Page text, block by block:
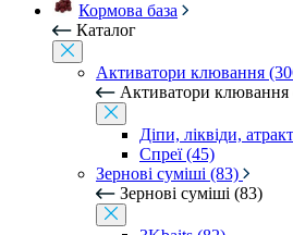
Кормова база
Каталог
Активатори клювання
Активатори клювання
Діпи, ліквіди,
Спреї (45)
Зернові суміші (83)
Зернові суміші (83)